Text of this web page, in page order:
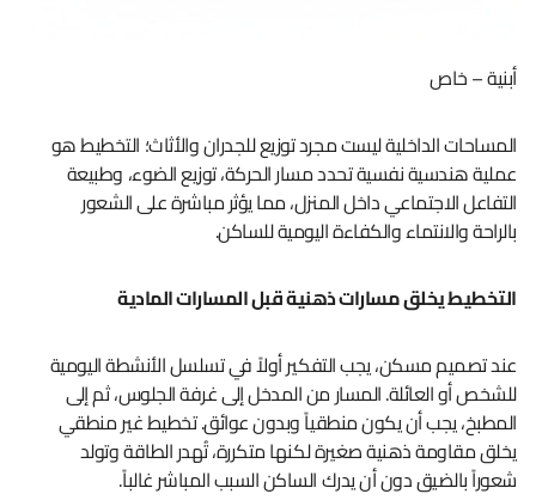
أبنية – خاص
المساحات الداخلية ليست مجرد توزيع للجدران والأثاث؛ التخطيط هو
عملية هندسية نفسية تحدد مسار الحركة، توزيع الضوء، وطبيعة
التفاعل الاجتماعي داخل المنزل، مما يؤثر مباشرة على الشعور
بالراحة والانتماء والكفاءة اليومية للساكن.
التخطيط يخلق مسارات ذهنية قبل المسارات المادية
عند تصميم مسكن، يجب التفكير أولاً في تسلسل الأنشطة اليومية
للشخص أو العائلة. المسار من المدخل إلى غرفة الجلوس، ثم إلى
المطبخ، يجب أن يكون منطقياً وبدون عوائق. تخطيط غير منطقي
يخلق مقاومة ذهنية صغيرة لكنها متكررة، تُهدر الطاقة وتولد
شعوراً بالضيق دون أن يدرك الساكن السبب المباشر غالباً.